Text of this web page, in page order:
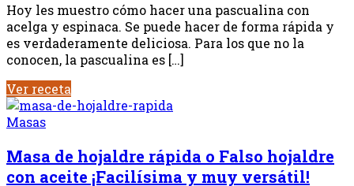
Hoy les muestro cómo hacer una pascualina con
acelga y espinaca. Se puede hacer de forma rápida y
es verdaderamente deliciosa. Para los que no la
conocen, la pascualina es […]
Ver receta
Masas
Masa de hojaldre rápida o Falso hojaldre
con aceite ¡Facilísima y muy versátil!